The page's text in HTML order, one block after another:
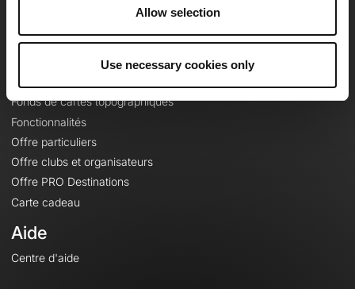
Allow selection
Use necessary cookies only
Le Mag'
Fonds de cartes topographiques
Fonctionnalités
Offre particuliers
Offre clubs et organisateurs
Offre PRO Destinations
Carte cadeau
Aide
Centre d'aide